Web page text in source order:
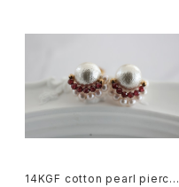
14KGF cotton pearl pierce